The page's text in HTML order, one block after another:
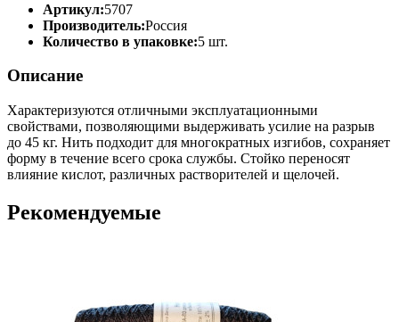
Артикул:5707
Производитель:Россия
Количество в упаковке:5 шт.
Описание
Характеризуются отличными эксплуатационными
свойствами, позволяющими выдерживать усилие на разрыв
до 45 кг. Нить подходит для многократных изгибов, сохраняет
форму в течение всего срока службы. Стойко переносят
влияние кислот, различных растворителей и щелочей.
Рекомендуемые